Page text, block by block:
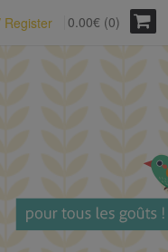
Register 0.00€ (0)